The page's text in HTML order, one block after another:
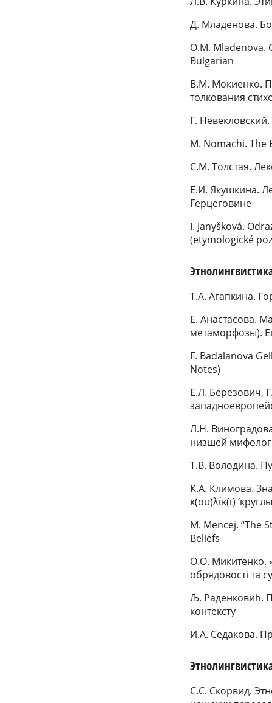
Д. Младенова.
О.M. Mladenova.
Bulgarian
В.М. Мокиенко.
толкования
Г.
M. Nomachi. The
С.М. Толстая.
Е.И. Якушкина.
Герцеговине
I. Janyšková.
(etymologické
Т.А. Агапкина.
Е. Анастасова.
метаморфозы).
F. Badalanova
Notes)
Е.Л. Березович,
Л.Н.
низшей
Т.В. Володина.
К.А. Климова.
κ(ου)λίκ(ι)
M. Mencej. “The
Beliefs
О.О. Микитенко.
обрядовості та
Љ. Раденковић.
контексту
И.А. Седакова.
С.С. Скорвид.